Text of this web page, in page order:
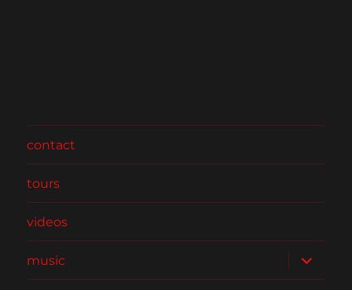
contact
tours
videos
music
ouvrir
le
sous-